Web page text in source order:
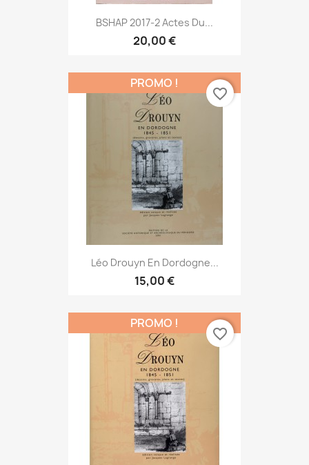
BSHAP 2017-2 Actes Du...
20,00 €
Léo Drouyn En Dordogne...
15,00 €
PROMO !
favorite_border
PROMO !
favorite_border